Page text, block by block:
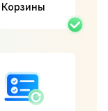
Корзины